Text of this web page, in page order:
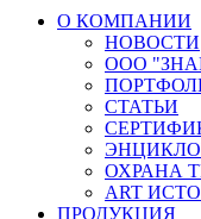
О КОМПАНИИ
НОВОСТИ
ООО
СТАТЬИ
ОХРАНА
ART
ПРОДУКЦИЯ